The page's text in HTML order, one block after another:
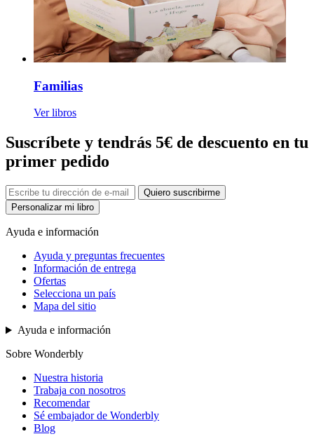
Familias
Ver libros
Suscríbete y tendrás 5€ de descuento en tu
primer pedido
Quiero suscribirme
Personalizar mi libro
Ayuda e información
Ayuda y preguntas frecuentes
Información de entrega
Ofertas
Selecciona un país
Mapa del sitio
Ayuda e información
Sobre Wonderbly
Nuestra historia
Trabaja con nosotros
Recomendar
Sé embajador de Wonderbly
Blog